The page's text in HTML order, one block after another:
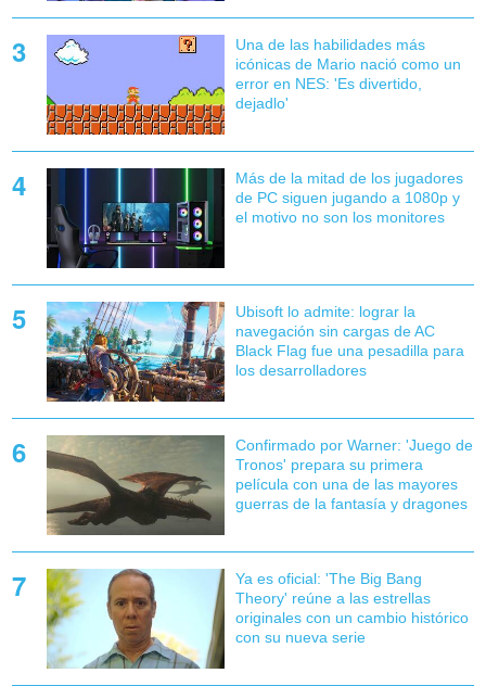
Una de las habilidades más
icónicas de Mario nació como un
error en NES: 'Es divertido,
dejadlo'
Más de la mitad de los jugadores
de PC siguen jugando a 1080p y
el motivo no son los monitores
Ubisoft lo admite: lograr la
navegación sin cargas de AC
Black Flag fue una pesadilla para
los desarrolladores
Confirmado por Warner: 'Juego de
Tronos' prepara su primera
película con una de las mayores
guerras de la fantasía y dragones
Ya es oficial: 'The Big Bang
Theory' reúne a las estrellas
originales con un cambio histórico
con su nueva serie